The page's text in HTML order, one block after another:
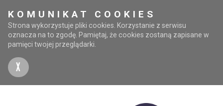
KOMUNIKAT COOKIES
Strona wykorzystuje pliki cookies. Korzystanie z serwisu
oznacza na to zgodę. Pamiętaj, że cookies zostaną zapisane w
pamięci twojej przeglądarki.
X